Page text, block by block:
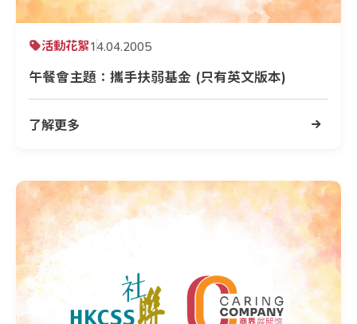
活動花絮14.04.2005
午餐會主題：攜手扶弱基金 (只有英文版本)
了解更多